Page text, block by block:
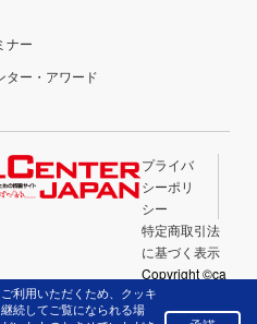
ナー
ター・アワード
プライバ
シーポリ
シー
特定商取引法
に基づく表示
Copyright ©ca
llcenter-japan.
com All Right
利用いただくため、クッキ
続してご覧になられる場